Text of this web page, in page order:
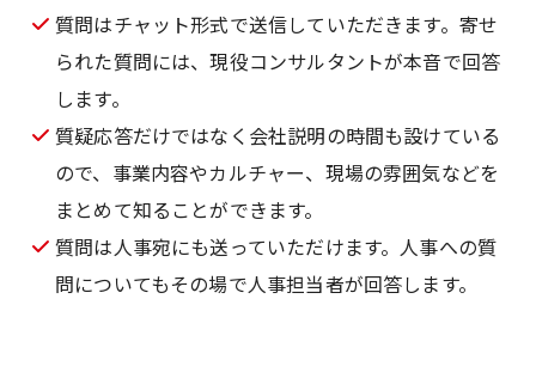
質問はチャット形式で送信していただきます。寄せ
られた質問には、現役コンサルタントが本音で回答
します。
質疑応答だけではなく会社説明の時間も設けている
ので、事業内容やカルチャー、現場の雰囲気などを
まとめて知ることができます。
質問は人事宛にも送っていただけます。人事への質
問についてもその場で人事担当者が回答します。